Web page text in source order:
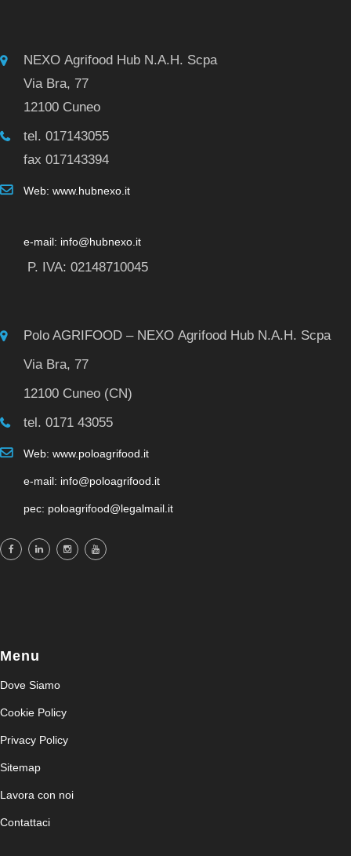
NEXO Agrifood Hub N.A.H. Scpa
Via Bra, 77
12100 Cuneo
tel. 017143055
fax 017143394
Web: www.hubnexo.it
e-mail: info@hubnexo.it
P. IVA: 02148710045
Polo AGRIFOOD – NEXO Agrifood Hub N.A.H. Scpa
Via Bra, 77
12100 Cuneo (CN)
tel. 0171 43055
Web: www.poloagrifood.it
e-mail: info@poloagrifood.it
pec: poloagrifood@legalmail.it
Menu
Dove Siamo
Cookie Policy
Privacy Policy
Sitemap
Lavora con noi
Contattaci